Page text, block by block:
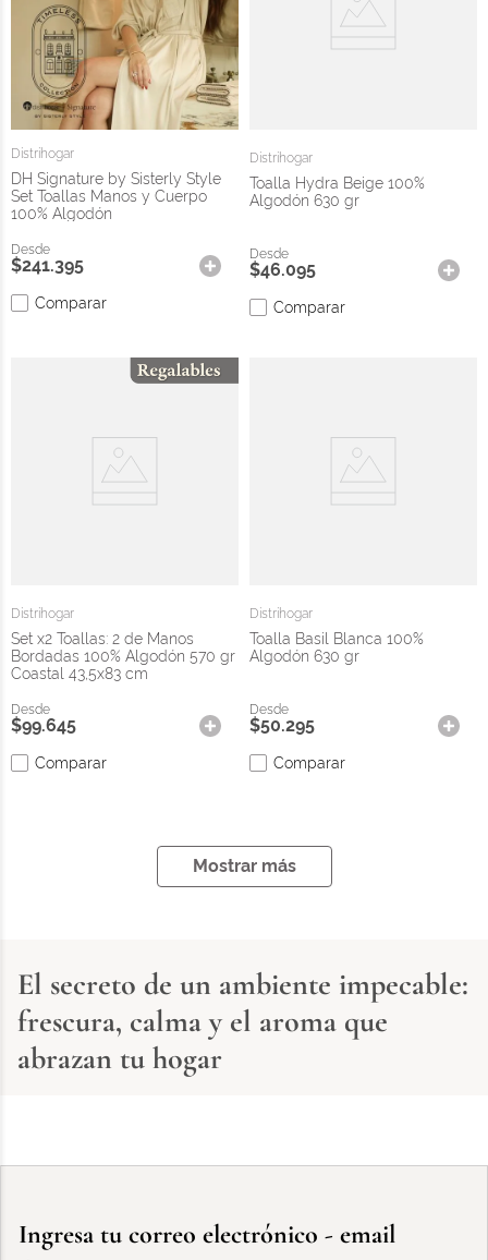
Distrihogar
DH Signature by Sisterly Style
Set Toallas Manos y Cuerpo
100% Algodón
$241.395
Comparar
Distrihogar
Toalla Hydra Beige 100%
Algodón 630 gr
$46.095
Comparar
Distrihogar
Set x2 Toallas: 2 de Manos
Bordadas 100% Algodón 570 gr
Coastal 43,5x83 cm
$99.645
Comparar
Distrihogar
Toalla Basil Blanca 100%
Algodón 630 gr
$50.295
Comparar
Mostrar más
El secreto de un ambiente impecable:
frescura, calma y el aroma que
abrazan tu hogar
Ingresa tu correo electrónico - email